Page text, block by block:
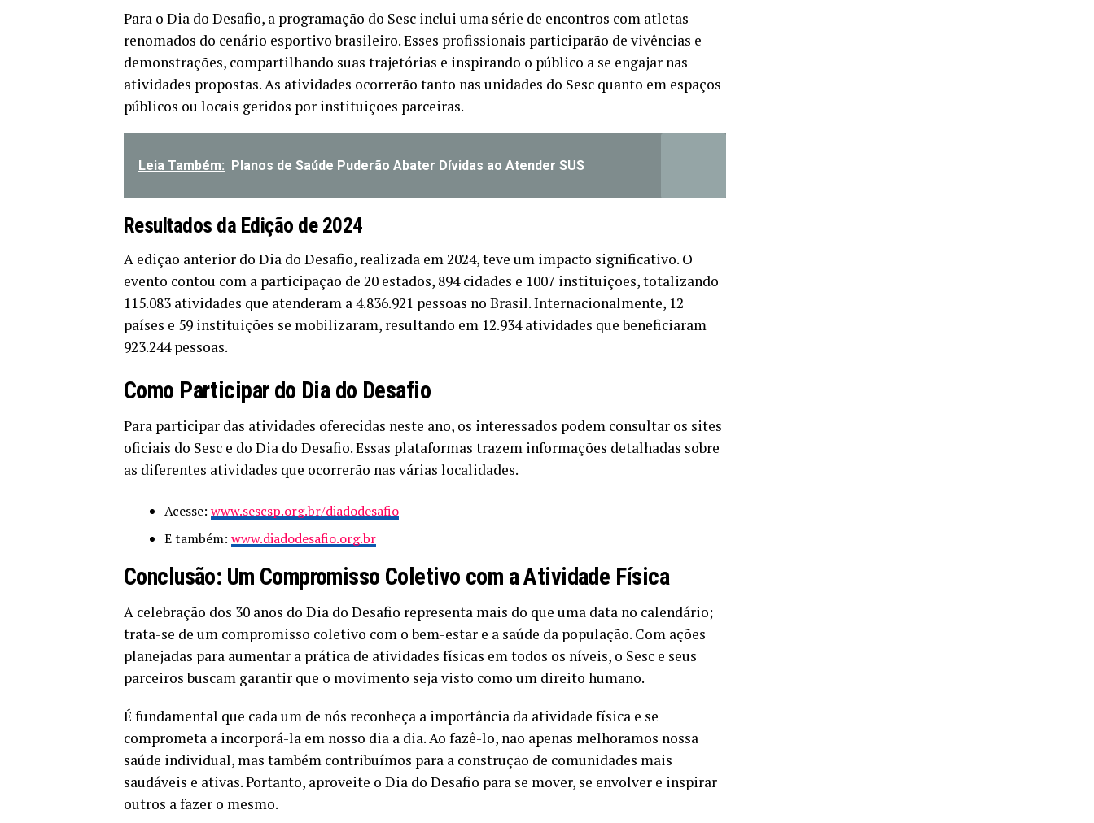
Para o Dia do Desafio, a programação do Sesc inclui uma série de encontros com atletas
renomados do cenário esportivo brasileiro. Esses profissionais participarão de vivências e
demonstrações, compartilhando suas trajetórias e inspirando o público a se engajar nas
atividades propostas. As atividades ocorrerão tanto nas unidades do Sesc quanto em espaços
públicos ou locais geridos por instituições parceiras.
Leia Também: Planos de Saúde Puderão Abater Dívidas ao Atender SUS
Resultados da Edição de 2024
A edição anterior do Dia do Desafio, realizada em 2024, teve um impacto significativo. O
evento contou com a participação de 20 estados, 894 cidades e 1007 instituições, totalizando
115.083 atividades que atenderam a 4.836.921 pessoas no Brasil. Internacionalmente, 12
países e 59 instituições se mobilizaram, resultando em 12.934 atividades que beneficiaram
923.244 pessoas.
Como Participar do Dia do Desafio
Para participar das atividades oferecidas neste ano, os interessados podem consultar os sites
oficiais do Sesc e do Dia do Desafio. Essas plataformas trazem informações detalhadas sobre
as diferentes atividades que ocorrerão nas várias localidades.
Acesse: www.sescsp.org.br/diadodesafio
E também: www.diadodesafio.org.br
Conclusão: Um Compromisso Coletivo com a Atividade Física
A celebração dos 30 anos do Dia do Desafio representa mais do que uma data no calendário;
trata-se de um compromisso coletivo com o bem-estar e a saúde da população. Com ações
planejadas para aumentar a prática de atividades físicas em todos os níveis, o Sesc e seus
parceiros buscam garantir que o movimento seja visto como um direito humano.
É fundamental que cada um de nós reconheça a importância da atividade física e se
comprometa a incorporá-la em nosso dia a dia. Ao fazê-lo, não apenas melhoramos nossa
saúde individual, mas também contribuímos para a construção de comunidades mais
saudáveis e ativas. Portanto, aproveite o Dia do Desafio para se mover, se envolver e inspirar
outros a fazer o mesmo.